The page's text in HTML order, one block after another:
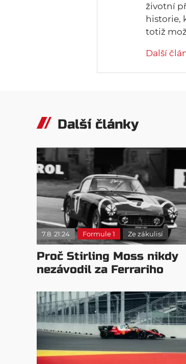
životní
historie,
totiž
Další
Další články
7.8. 21:24 Formule 1 Ze zákulisí
Proč Stirling Moss nikdy
nezávodil za Ferrariho